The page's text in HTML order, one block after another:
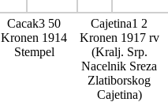
Cacak3 50
Kronen 1914
Stempel
Cajetina1 2
Kronen 1917 rv
(Kralj. Srp.
Nacelnik Sreza
Zlatiborskog
Cajetina)